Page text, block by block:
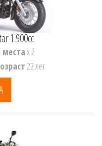
1.900cc
местаx 2
22 лет